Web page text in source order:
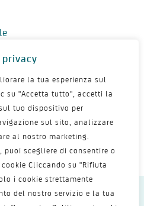
la tua esperienza sul
su "Accetta tutto", accetti la
tuo dispositivo per
sul sito, analizzare
al nostro marketing.
puoi scegliere di consentire o
Cliccando su "Rifiuta
i cookie strettamente
del nostro servizio e la tua
Termini d’uso